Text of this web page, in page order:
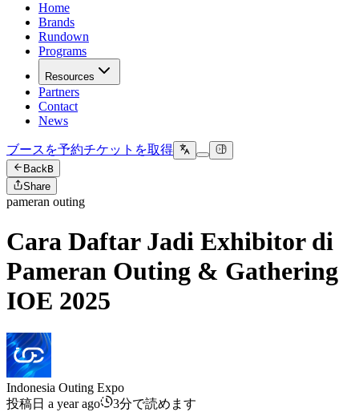
Home
Brands
Rundown
Programs
Resources
Partners
Contact
News
ブースを予約チケットを取得
BackB
Share
pameran outing
Cara Daftar Jadi Exhibitor di
Pameran Outing & Gathering
IOE 2025
Indonesia Outing Expo
投稿日 a year ago
3分で読めます